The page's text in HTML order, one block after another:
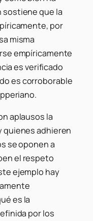
sostiene que la
por
misma
empíricamente
es verificado
es corroborable
aplausos la
quienes adhieren
se oponen a
el respeto
ejemplo hay
es la
por los